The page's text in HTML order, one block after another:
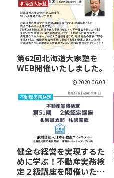
北海道大家塾
第62回北海道大家塾を
WEB開催いたしました。
2020.06.03
不動産実務検定
健全な経営を実現するた
めに学ぶ！不動産実務検
定２級講座を開催いた